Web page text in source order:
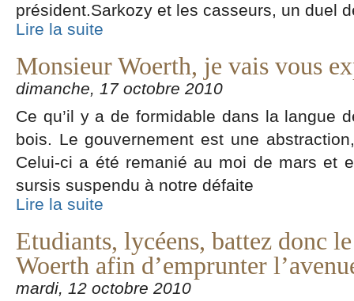
président.Sarkozy et les casseurs, un duel
Lire la suite
Monsieur Woerth, je vais vous
dimanche, 17 octobre 2010
Ce qu’il y a de formidable dans la langue
bois. Le gouvernement est une
Celui-ci a été remanié au moi de mars et
sursis suspendu à notre défaite
Lire la suite
Etudiants, lycéens, battez donc
Woerth afin d’emprunter
mardi, 12 octobre 2010